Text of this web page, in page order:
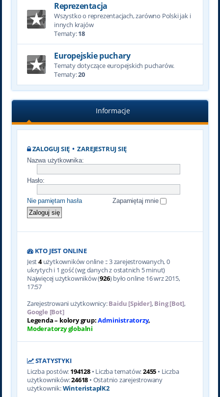
Reprezentacja
Wszystko o reprezentacjach, zarówno Polski jak i
innych krajów
Tematy:18
Europejskie puchary
Tematy dotyczące europejskich pucharów.
Tematy:20
Informacje
ZALOGUJ SIĘ•ZAREJESTRUJ SIĘ
Nazwa użytkownika:
Hasło:
Nie pamiętam hasła Zapamiętaj mnie
KTO JEST ONLINE
Jest4użytkowników online :: 3 zarejestrowanych, 0
ukrytych i 1 gość (wg danych z ostatnich 5 minut)
Najwięcej użytkowników (926) było online 16 wrz 2015,
17:57
Zarejestrowani użytkownicy:Baidu [Spider],Bing [Bot],
Google [Bot]
Legenda – kolory grup:Administratorzy,
Moderatorzy globalni
STATYSTYKI
Liczba postów: 194128• Liczba tematów:2455 • Liczba
użytkowników:24618 • Ostatnio zarejestrowany
użytkownik:WinteristaplK2